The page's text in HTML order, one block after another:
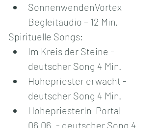
SonnenwendenVortex
Begleitaudio – 12 Min.
Spirituelle Songs:
Im Kreis der Steine -
deutscher Song 4 Min.
Hohepriester erwacht -
deutscher Song 4 Min.
HohepriesterIn-Portal
06.06. - deutscher Song 4